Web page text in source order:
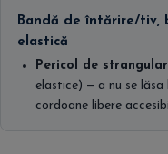
Bandă de întărire/tiv,
elastică
Pericol de
elastice) — a nu se lăsa
cordoane libere